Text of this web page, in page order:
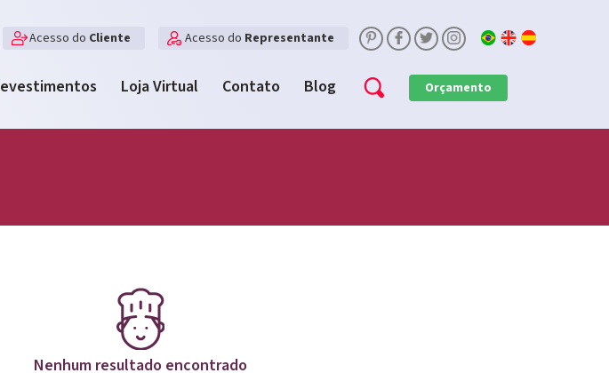
Acesso do Cliente Acesso do Representante
Loja Virtual Contato Blog Orçamento
Nenhum resultado encontrado